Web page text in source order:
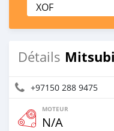
XOF
Détails
+97150 288 9475
MOTEUR
N/A